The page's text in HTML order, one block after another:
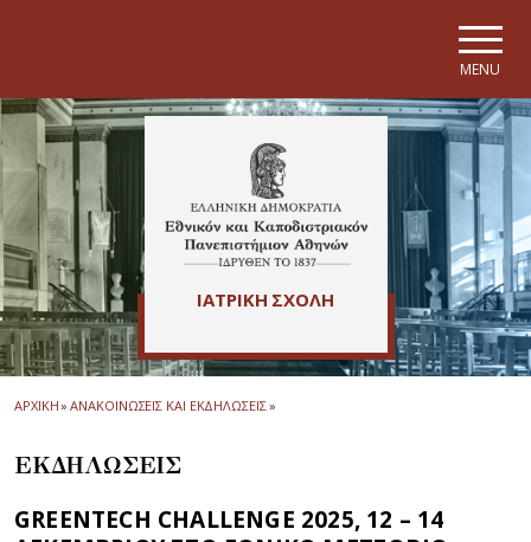
MENU
ΙΑΤΡΙΚΗ ΣΧΟΛΗ
ΑΡΧΙΚΗ» ΑΝΑΚΟΙΝΩΣΕΙΣ ΚΑΙ ΕΚΔΗΛΩΣΕΙΣ»
ΕΚΔΗΛΩΣΕΙΣ
GREENTECH CHALLENGE 2025, 12 – 14